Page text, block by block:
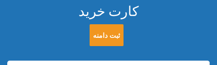
کارت خرید
ثبت دامنه